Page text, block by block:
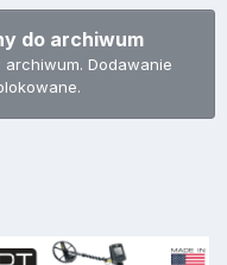
do archiwum
Dodawanie